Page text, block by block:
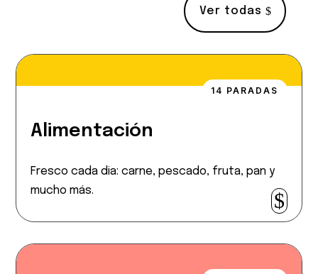
Ver todas
14 PARADAS
Alimentación
Fresco cada dia: carne, pescado, fruta, pan y
mucho más.
$